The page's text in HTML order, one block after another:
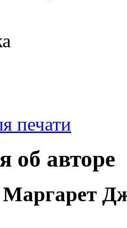
печати
об авторе